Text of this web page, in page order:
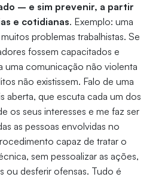
– e sim prevenir, a partir
e cotidianas. Exemplo: uma
problemas trabalhistas. Se
fossem capacitados e
uma comunicação não violenta
não existissem. Falo de uma
aberta, que escuta cada um dos
os seus interesses e me faz ser
as pessoas envolvidas no
capaz de tratar o
sem pessoalizar as ações,
ou desferir ofensas. Tudo é